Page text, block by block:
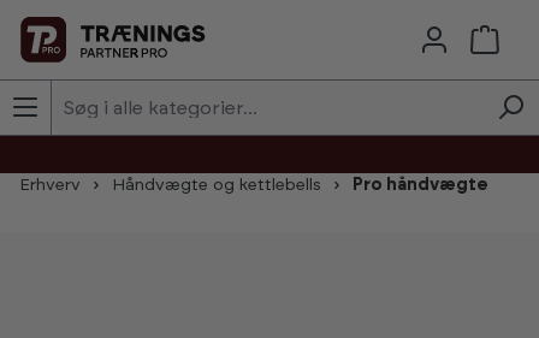
Skip to main content
Erhverv Håndvægte og kettlebells Pro håndvægte